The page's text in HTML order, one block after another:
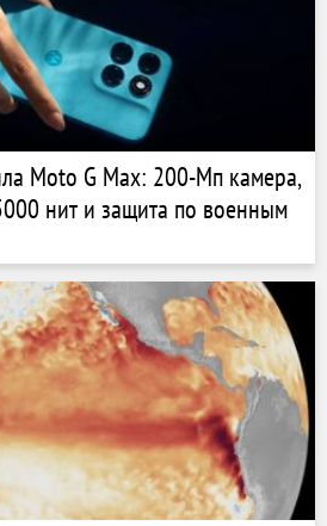
Moto G Max: 200-Мп камера,
нит и защита по военным